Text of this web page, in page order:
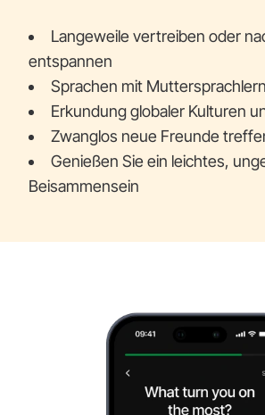
Langeweile vertreiben oder
entspannen
Sprachen mit
Erkundung globaler Kulturen
Zwanglos neue Freunde
Genießen Sie ein leichtes,
Beisammensein